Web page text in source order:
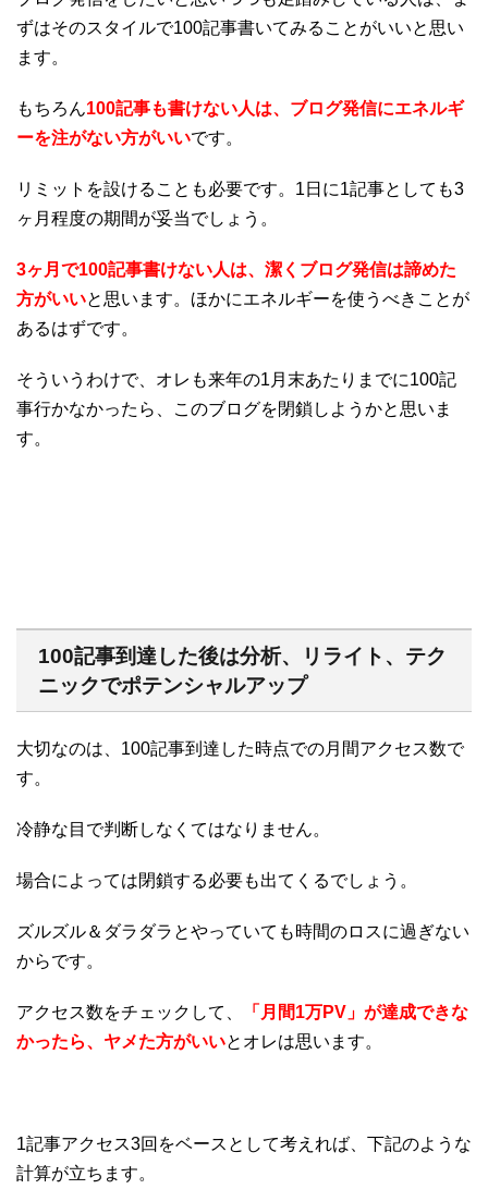
ずはそのスタイルで100記事書いてみることがいいと思い
ます。
もちろん100記事も書けない人は、ブログ発信にエネルギ
ーを注がない方がいいです。
リミットを設けることも必要です。1日に1記事としても3
ヶ月程度の期間が妥当でしょう。
3ヶ月で100記事書けない人は、潔くブログ発信は諦めた
方がいいと思います。ほかにエネルギーを使うべきことが
あるはずです。
そういうわけで、オレも来年の1月末あたりまでに100記
事行かなかったら、このブログを閉鎖しようかと思いま
す。
100記事到達した後は分析、リライト、テク
ニックでポテンシャルアップ
大切なのは、100記事到達した時点での月間アクセス数で
す。
冷静な目で判断しなくてはなりません。
場合によっては閉鎖する必要も出てくるでしょう。
ズルズル＆ダラダラとやっていても時間のロスに過ぎない
からです。
アクセス数をチェックして、
「月間1万PV」が達成できな
かったら、ヤメた方がいいとオレは思います。
1記事アクセス3回をベースとして考えれば、下記のような
計算が立ちます。